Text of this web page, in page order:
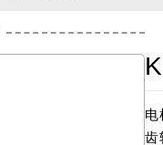
电
齿